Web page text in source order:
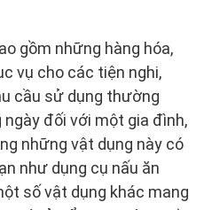
gồm những hàng hóa,
vụ cho các tiện nghi,
cầu sử dụng thường
đối với một gia đình,
những vật dụng này có
như dụng cụ nấu ăn
số vật dụng khác mang